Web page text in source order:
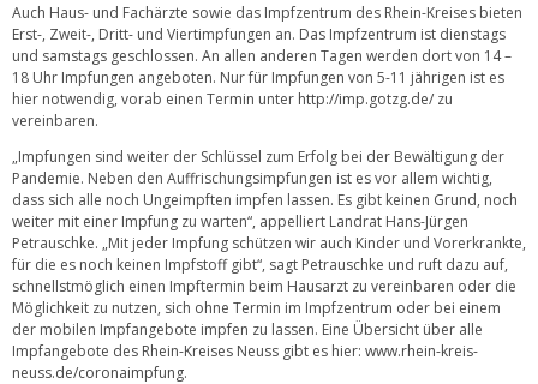
Auch Haus- und Fachärzte sowie das Impfzentrum des Rhein-Kreises bieten
Erst-, Zweit-, Dritt- und Viertimpfungen an. Das Impfzentrum ist dienstags
und samstags geschlossen. An allen anderen Tagen werden dort von 14 –
18 Uhr Impfungen angeboten. Nur für Impfungen von 5-11 jährigen ist es
hier notwendig, vorab einen Termin unter http://imp.gotzg.de/ zu
vereinbaren.
„Impfungen sind weiter der Schlüssel zum Erfolg bei der Bewältigung der
Pandemie. Neben den Auffrischungsimpfungen ist es vor allem wichtig,
dass sich alle noch Ungeimpften impfen lassen. Es gibt keinen Grund, noch
weiter mit einer Impfung zu warten“, appelliert Landrat Hans-Jürgen
Petrauschke. „Mit jeder Impfung schützen wir auch Kinder und Vorerkrankte,
für die es noch keinen Impfstoff gibt“, sagt Petrauschke und ruft dazu auf,
schnellstmöglich einen Impftermin beim Hausarzt zu vereinbaren oder die
Möglichkeit zu nutzen, sich ohne Termin im Impfzentrum oder bei einem
der mobilen Impfangebote impfen zu lassen. Eine Übersicht über alle
Impfangebote des Rhein-Kreises Neuss gibt es hier: www.rhein-kreis-
neuss.de/coronaimpfung.